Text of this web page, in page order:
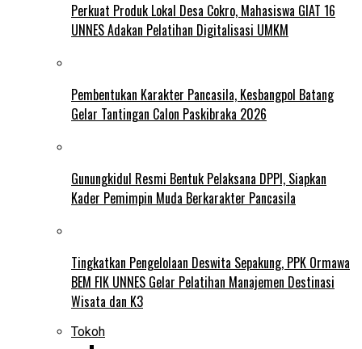
Perkuat Produk Lokal Desa Cokro, Mahasiswa GIAT 16
UNNES Adakan Pelatihan Digitalisasi UMKM
Pembentukan Karakter Pancasila, Kesbangpol Batang
Gelar Tantingan Calon Paskibraka 2026
Gunungkidul Resmi Bentuk Pelaksana DPPI, Siapkan
Kader Pemimpin Muda Berkarakter Pancasila
Tingkatkan Pengelolaan Deswita Sepakung, PPK Ormawa
BEM FIK UNNES Gelar Pelatihan Manajemen Destinasi
Wisata dan K3
Tokoh